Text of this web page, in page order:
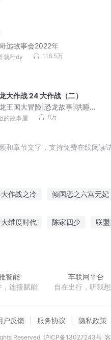
远故事会2022年
就行dy 118.5万
大作战 24 大作战（二）
王国大冒险|恐龙故事|哄睡睡
的故事屋 8万
章节文字，支持免费在线阅读
作战之冷 倾国恋之六宫无妃
大维度时代 陈家四少 联
智能
，连接赋能
车联网平台
自在出行，听我
户反馈 服务协议 隐私政策
Reserved 沪ICP备13027243号